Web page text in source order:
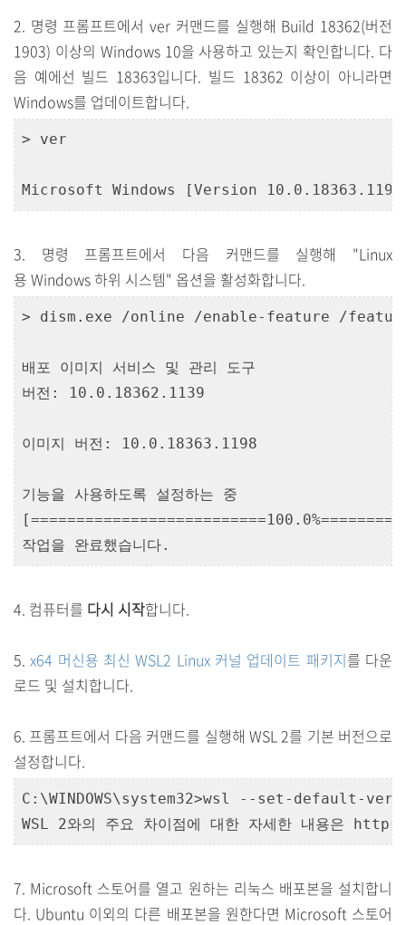
2. 명령 프롬프트에서 ver 커맨드를 실행해 Build 18362(버전
1903) 이상의 Windows 10을 사용하고 있는지 확인합니다. 다
음 예에선 빌드 18363입니다. 빌드 18362 이상이 아니라면
Windows를 업데이트합니다.
> ver
3. 명령 프롬프트에서 다음 커맨드를 실행해 "Linux
용 Windows 하위 시스템" 옵션을 활성화합니다.
> dism.exe /online /enable-feature /
배포 이미지 서비스 및 관리 도구
버전: 10.0.18362.1139
이미지 버전: 10.0.18363.1198
기능을 사용하도록 설정하는 중
작업을 완료했습니다.
4. 컴퓨터를 다시 시작합니다.
5.x64 머신용 최신 WSL2 Linux 커널 업데이트 패키지를 다운
로드 및 설치합니다.
6. 프롬프트에서 다음 커맨드를 실행해 WSL 2를 기본 버전으로
설정합니다.
C:\WINDOWS\system32>wsl --set-default-
WSL 2와의 주요 차이점에 대한 자세한 내용은
7. Microsoft 스토어를 열고 원하는 리눅스 배포본을 설치합니
다. Ubuntu 이외의 다른 배포본을 원한다면 Microsoft 스토어